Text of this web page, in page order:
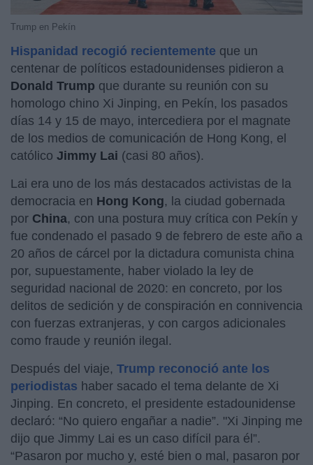
Trump en Pekín
Hispanidad recogió recientemente que un
centenar de políticos estadounidenses pidieron a
Donald Trump que durante su reunión con su
homologo chino Xi Jinping, en Pekín, los pasados
días 14 y 15 de mayo, intercediera por el magnate
de los medios de comunicación de Hong Kong, el
católico Jimmy Lai (casi 80 años).
Lai era uno de los más destacados activistas de la
democracia en Hong Kong, la ciudad gobernada
por China, con una postura muy crítica con Pekín y
fue condenado el pasado 9 de febrero de este año a
20 años de cárcel por la dictadura comunista china
por, supuestamente, haber violado la ley de
seguridad nacional de 2020: en concreto, por los
delitos de sedición y de conspiración en connivencia
con fuerzas extranjeras, y con cargos adicionales
como fraude y reunión ilegal.
Después del viaje, Trump reconoció ante los
periodistas haber sacado el tema delante de Xi
Jinping. En concreto, el presidente estadounidense
declaró: “No quiero engañar a nadie”. "Xi Jinping me
dijo que Jimmy Lai es un caso difícil para él”.
“Pasaron por mucho y, esté bien o mal, pasaron por